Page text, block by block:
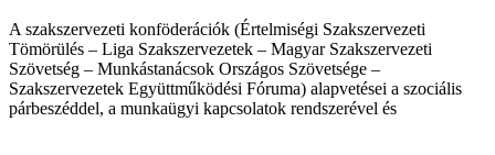
A szakszervezeti konföderációk (Értelmiségi Szakszervezeti
Tömörülés – Liga Szakszervezetek – Magyar Szakszervezeti
Szövetség – Munkástanácsok Országos Szövetsége –
Szakszervezetek Együttműködési Fóruma) alapvetései a szociális
párbeszéddel, a munkaügyi kapcsolatok rendszerével és